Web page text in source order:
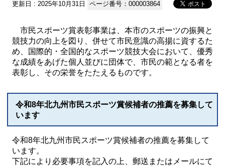
更新日 : 2025年10月31日 ページ番号：000003864
市民スポーツ賞表彰事業は、本市のスポーツの振興と
競技力の向上を図り、併せて市民意識の高揚に資するた
め、国際的・全国的なスポーツ競技大会において、優秀
な成績をあげた個人並びに団体で、市民の範となる者を
表彰し、その栄誉をたたえるものです。
令和8年北九州市民スポーツ賞候補者の推薦を募集して
います
令和8年北九州市民スポーツ賞候補者の推薦を募集して
います。
下記により必要事項を記入の上、郵送またはメールにて